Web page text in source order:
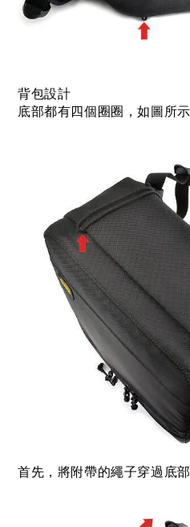
背包設計
底部都有四個圈圈，如圖所示
首先，將附帶的繩子穿過底部